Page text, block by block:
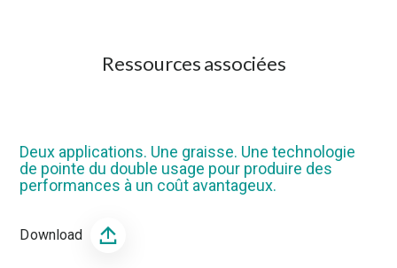
Ressources associées
Deux applications. Une graisse. Une technologie
de pointe du double usage pour produire des
performances à un coût avantageux.
Download